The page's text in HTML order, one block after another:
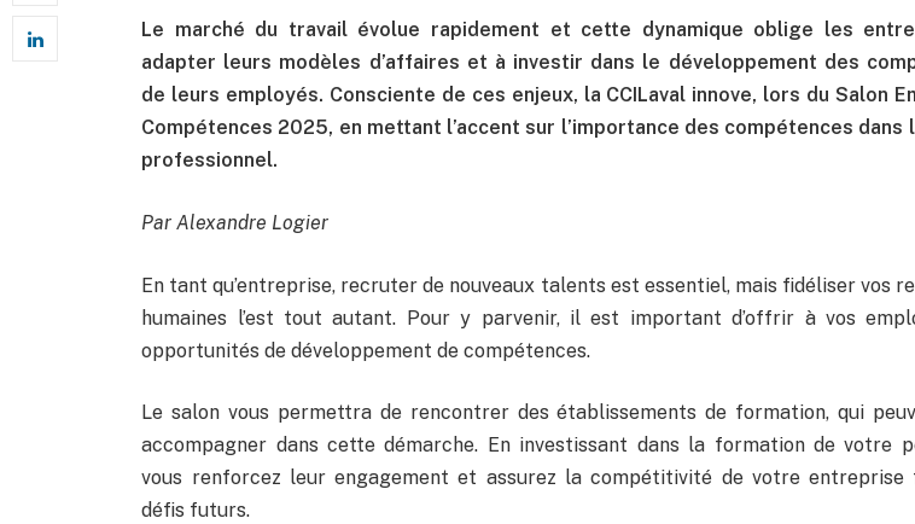
Le marché du travail évolue rapidement et cette dynamique oblige les
adapter leurs modèles d’affaires et à investir dans le développement des
de leurs employés. Consciente de ces enjeux, la CCILaval innove, lors du Salon
Compétences 2025, en mettant l’accent sur l’importance des compétences dans
professionnel.
Par Alexandre Logier
En tant qu’entreprise, recruter de nouveaux talents est essentiel, mais fidéliser vos
humaines l’est tout autant. Pour y parvenir, il est important d’offrir à vos
opportunités de développement de compétences.
Le salon vous permettra de rencontrer des établissements de formation, qui
accompagner dans cette démarche. En investissant dans la formation de votre
vous renforcez leur engagement et assurez la compétitivité de votre entreprise
défis futurs.